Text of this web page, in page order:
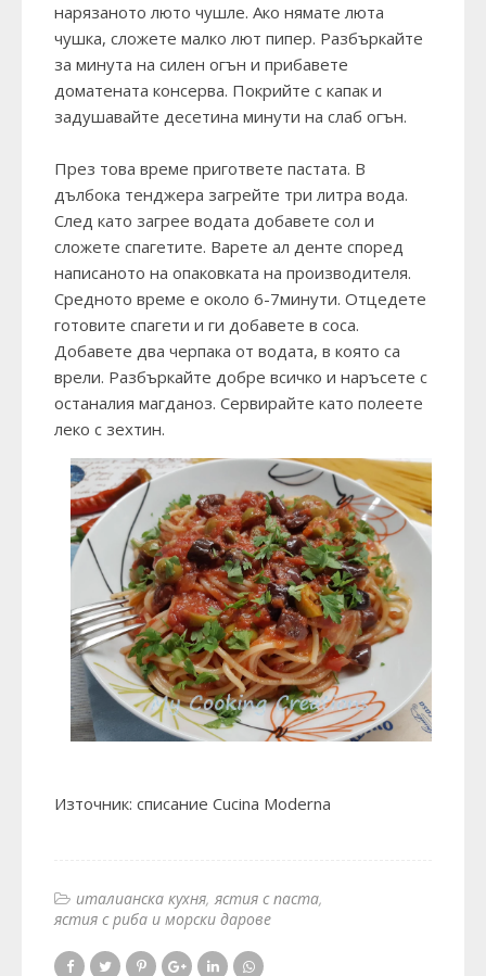
нарязаното люто чушле. Ако нямате люта
чушка, сложете малко лют пипер. Разбъркайте
за минута на силен огън и прибавете
доматената консерва. Покрийте с капак и
задушавайте десетина минути на слаб огън.
През това време пригответе пастата. В
дълбока тенджера загрейте три литра вода.
След като загрее водата добавете сол и
сложете спагетите. Варете ал денте според
написаното на опаковката на производителя.
Средното време е около 6-7минути. Отцедете
готовите спагети и ги добавете в соса.
Добавете два черпака от водата, в която са
врели. Разбъркайте добре всичко и наръсете с
останалия магданоз. Сервирайте като полеете
леко с зехтин.
Източник: списание Cucina Moderna
италианска кухня ястия с паста
ястия с риба и морски дарове